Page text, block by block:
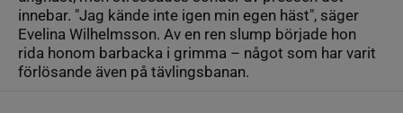
innebar. "Jag kände inte igen min egen häst", säger
Evelina Wilhelmsson. Av en ren slump började hon
rida honom barbacka i grimma – något som har varit
förlösande även på tävlingsbanan.